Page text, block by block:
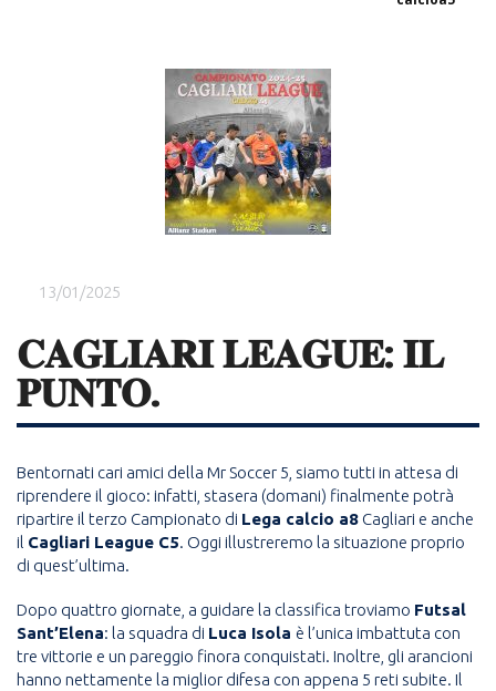
13/01/2025
𝐂𝐀𝐆𝐋𝐈𝐀𝐑𝐈 𝐋𝐄𝐀𝐆𝐔𝐄: 𝐈𝐋
𝐏𝐔𝐍𝐓𝐎.
Bentornati cari amici della Mr Soccer 5, siamo tutti in attesa di
riprendere il gioco: infatti, stasera (domani) finalmente potrà
ripartire il terzo Campionato di Lega calcio a8 Cagliari e anche
il Cagliari League C5. Oggi illustreremo la situazione proprio
di quest’ultima.
Dopo quattro giornate, a guidare la classifica troviamo Futsal
Sant’Elena: la squadra di Luca Isola è l’unica imbattuta con
tre vittorie e un pareggio finora conquistati. Inoltre, gli arancioni
hanno nettamente la miglior difesa con appena 5 reti subite. Il